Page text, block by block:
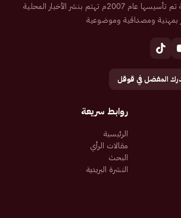
صحيفة إلكترونية سعودية تم تأسيسها عام 2007م تهتم بنشر الأخبار المحلية
بمهنية ومصداقية وموضوعية
المفضل في قوقل
روابط سريعة
الرئيسية
مقالات الرأي
البحث
النشرة البريدية